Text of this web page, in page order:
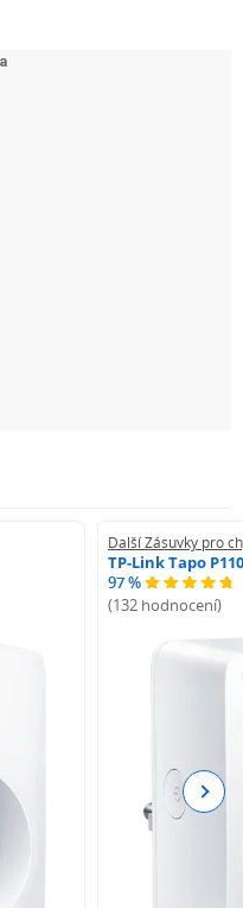
Další Zásuvky pro
TP-Link Tapo
97 %
(132 hodnocení)
Next